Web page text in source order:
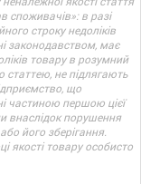
споживачів»: в разі
строку недоліків
законодавством, має
товару в розумний
статтею, не підлягають
що
частиною першою цієї
внаслідок порушення
його зберігання.
якості товару особисто